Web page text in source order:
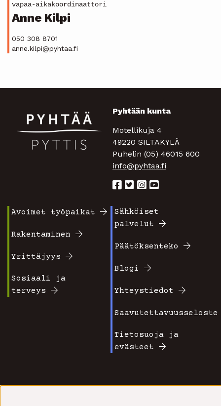
vapaa-aikakoordinaattori
Anne Kilpi
050 308 8701
anne.kilpi@pyhtaa.fi
Pyhtään kunta
Motellikuja 4
49220 SILTAKYLÄ
Puhelin (05) 46015 600
info@pyhtaa.fi
valikko
1
Avoimet työpaikat
Rakentaminen
Yrittäjyys
Sosiaali ja
terveys
Footer
2
Sähköiset
palvelut
Päätöksenteko
Blogi
Yhteystiedot
Saavutettavuusseloste
Tietosuoja ja
evästeet